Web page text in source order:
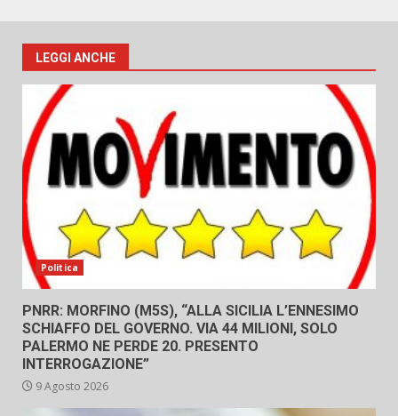
LEGGI ANCHE
Politica
PNRR: MORFINO (M5S), “ALLA SICILIA L’ENNESIMO
SCHIAFFO DEL GOVERNO. VIA 44 MILIONI, SOLO
PALERMO NE PERDE 20. PRESENTO
INTERROGAZIONE”
9 Agosto 2026